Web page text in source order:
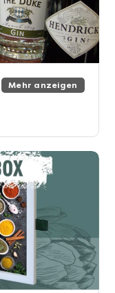
Mehr anzeigen